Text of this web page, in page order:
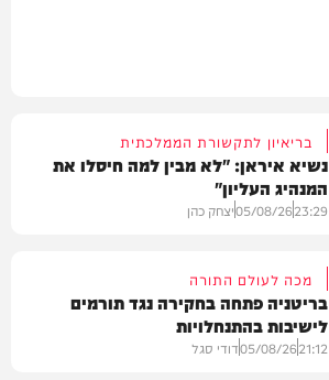
בריאיון לתקשורת הממלכתית
נשיא איראן: "לא מבין למה חיסלו את
המנהיג העליון"
23:29
05/08/26יצחק כהן
מכה לעולם התורה
בריטניה פתחה בחקירה נגד תורמים
לישיבות בהתנחלויות
21:12
05/08/26דודי סגל